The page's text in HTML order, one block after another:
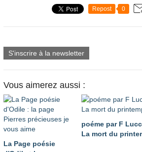
Repost 0
S'inscrire à la newsletter
Vous aimerez aussi :
La Page poésie
poéme par F
La mort du